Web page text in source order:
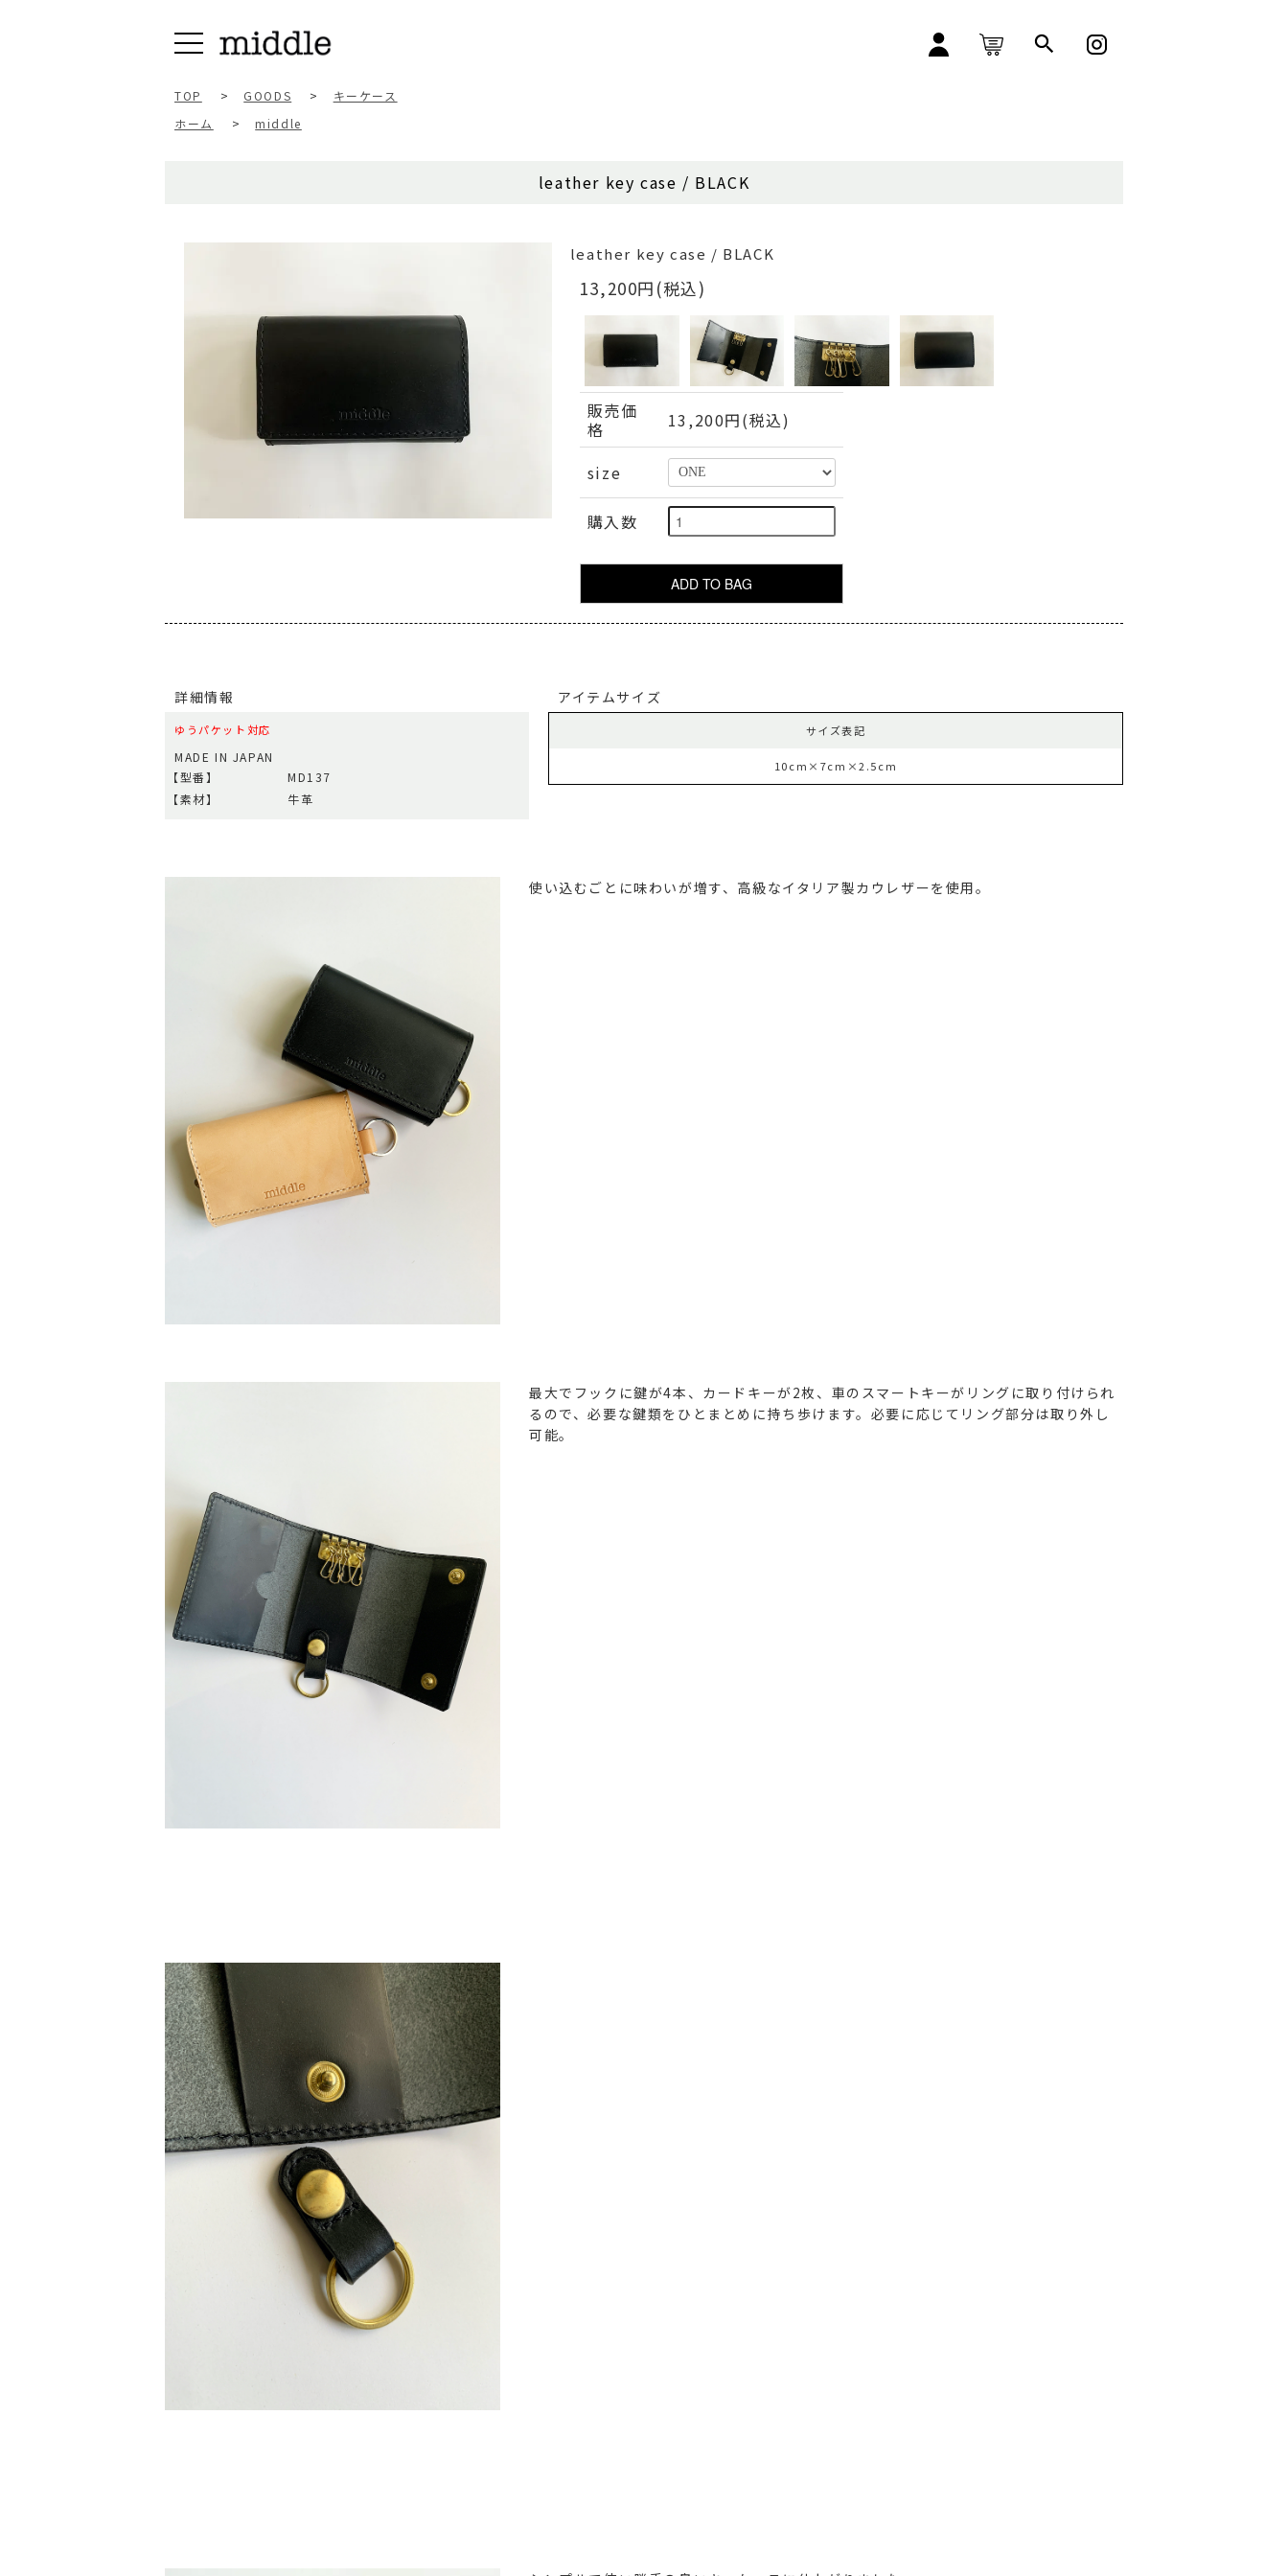
TOP > GOODS >
キーケース
ホーム
> middle
leather key case / BLACK
leather key case / BLACK
13,200円(税込)
販売価
格
13,200円(税込)
size
購入数
詳細情報
ゆうパケット対応
MADE IN JAPAN
【型番】
MD137
【素材】
牛革
アイテムサイズ
サイズ表記
10cm×7cm×2.5cm
使い込むごとに味わいが増す、高級なイタリア製カウレザーを使用。
最大でフックに鍵が4本、カードキーが2枚、車のスマートキーがリングに取り付けられ
るので、必要な鍵類をひとまとめに持ち歩けます。必要に応じてリング部分は取り外し
可能。